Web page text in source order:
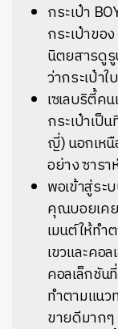
กระเป๋า
กระเป๋าข
นิตยสารดูรู
ว่ากระเป๋า
เซเลบริตี้ค
กระเป๋าเป็
ญี่) นอกเห
อย่าง ซารา
พอเข้าสู่ระ
คุณบอยเคย
เมนต์ให้ทำ
เขวและคอ
คอลเล็กชัน
ทำตามแนว
ขายดีมากๆ